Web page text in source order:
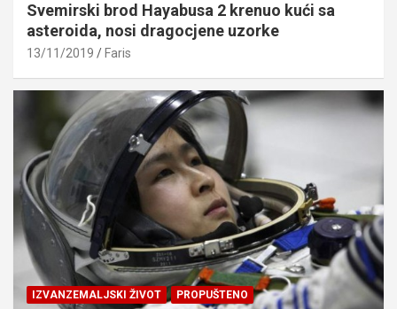
Svemirski brod Hayabusa 2 krenuo kući sa
asteroida, nosi dragocjene uzorke
13/11/2019 Faris
IZVANZEMALJSKI ŽIVOT PROPUŠTENO